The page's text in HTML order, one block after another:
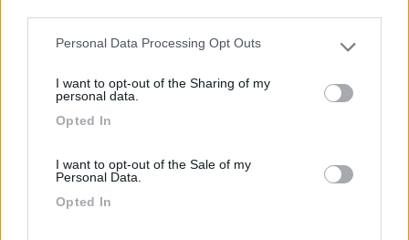
Please note that this website/app uses one or more Google
not limited to your visit or usage behaviour. You may click to
grant or deny consent to Google and its third-party tags to
use your data for below specified purposes in below Google
Personal Data Processing Opt Outs
I want to opt-out of the Sharing of my
personal data.
Opted In
I want to opt-out of the Sale of my
Personal Data.
Opted In
Ardesio(BG)